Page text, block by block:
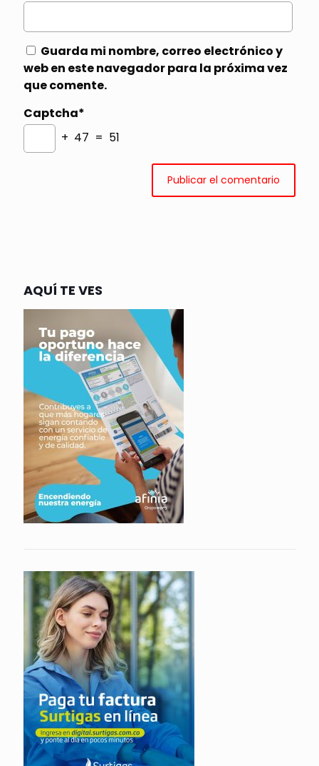
Guarda mi nombre, correo electrónico y
web en este navegador para la próxima vez
que comente.
Captcha*
+ 47 = 51
AQUÍ TE VES